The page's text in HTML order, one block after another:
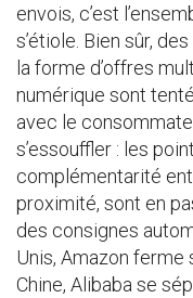
envois, c’est
s’étiole. Bien sûr,
la forme d’offres
numérique sont
avec le
s’essouffler : les
complémentarité
proximité, sont en
des consignes
Unis, Amazon ferme
Chine, Alibaba se